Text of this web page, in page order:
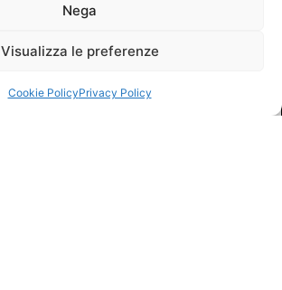
Nega
Visualizza le preferenze
Cookie PolicyPrivacy Policy